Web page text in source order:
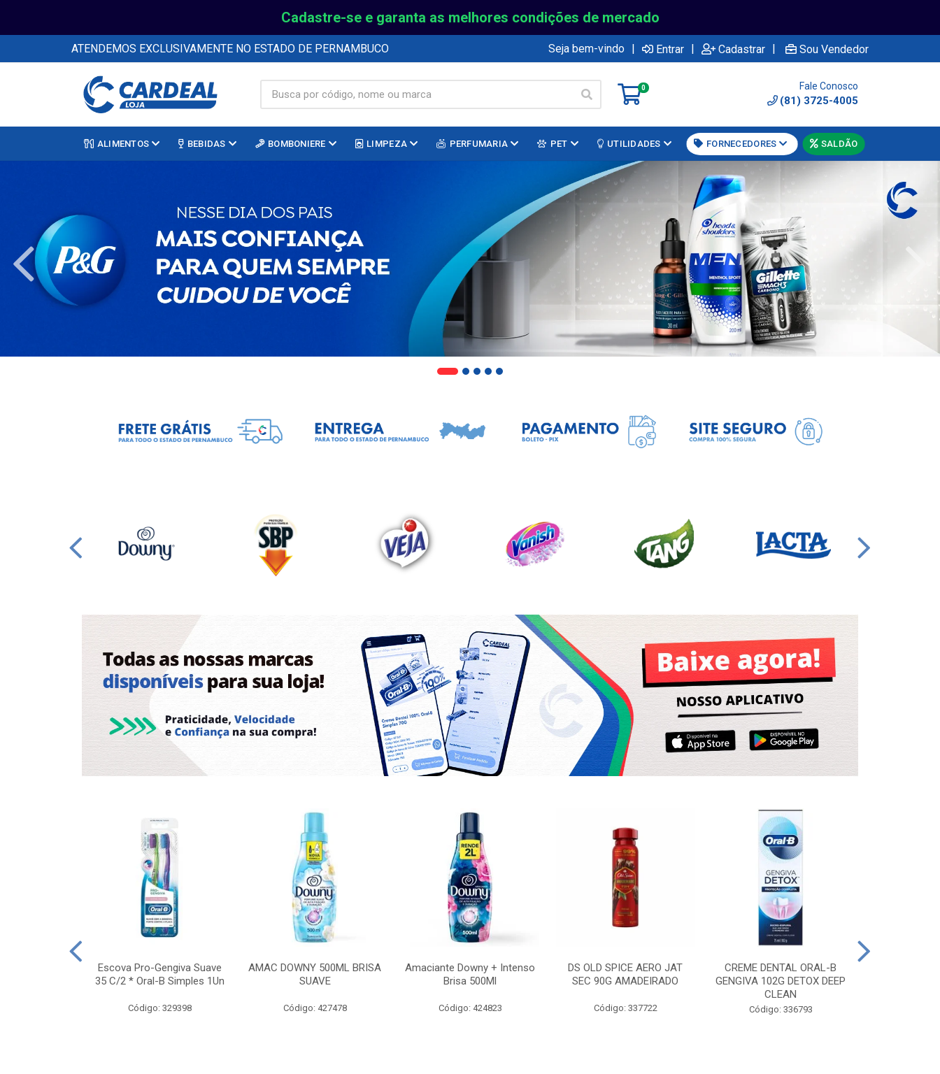
Cadastre-se e garanta as melhores condições de mercado
ATENDEMOS EXCLUSIVAMENTE NO ESTADO DE PERNAMBUCO Seja bem-vindo | Entrar | Cadastrar | Sou Vendedor
0 Fale Conosco
(81) 3725-4005
ALIMENTOS BEBIDAS BOMBONIERE LIMPEZA PERFUMARIA PET UTILIDADES FORNECEDORES SALDÃO
Escova Pro-Gengiva Suave
35 C/2 * Oral-B Simples 1Un
Código: 329398
AMAC DOWNY 500ML BRISA
SUAVE
Código: 427478
Amaciante Downy + Intenso
Brisa 500Ml
Código: 424823
DS OLD SPICE AERO JAT
SEC 90G AMADEIRADO
Código: 337722
CREME DENTAL ORAL-B
GENGIVA 102G DETOX DEEP
CLEAN
Código: 336793